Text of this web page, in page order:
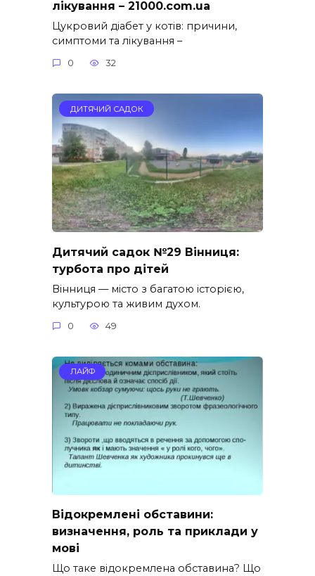
лікування – 21000.com.ua
Цукровий діабет у котів: причини,
симптоми та лікування –
0 32
ДИТЯЧИЙ САДОК
Дитячий садок №29 Вінниця:
турбота про дітей
Вінниця — місто з багатою історією,
культурою та живим духом.
0 49
ЛАЙФ
Відокремлені обставини:
визначення, роль та приклади у
мові
Що таке відокремлена обставина? Що